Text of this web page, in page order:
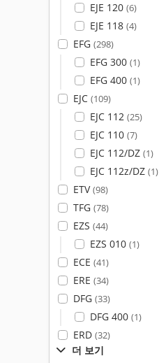
EJE 120 (6)
EJE 118 (4)
EFG (298)
EFG 300 (1)
EFG 400 (1)
EJC (109)
EJC 112 (25)
EJC 110 (7)
EJC 112/DZ (1)
EJC 112z/DZ (1)
ETV(98)
TFG (78)
EZS (44)
EZS 010 (1)
ECE (41)
ERE (34)
DFG (33)
DFG 400 (1)
ERD (32)
더 보기